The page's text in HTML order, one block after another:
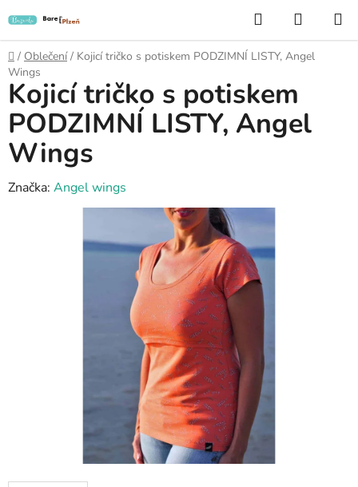
na
obsah
Hledat
KOŠÍK
Domů
/ Oblečení / Kojicí tričko s potiskem PODZIMNÍ LISTY, Angel
Wings
Kojicí tričko s potiskem
PODZIMNÍ LISTY, Angel
Wings
Značka: Angel wings